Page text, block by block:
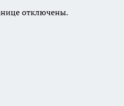
отключены.